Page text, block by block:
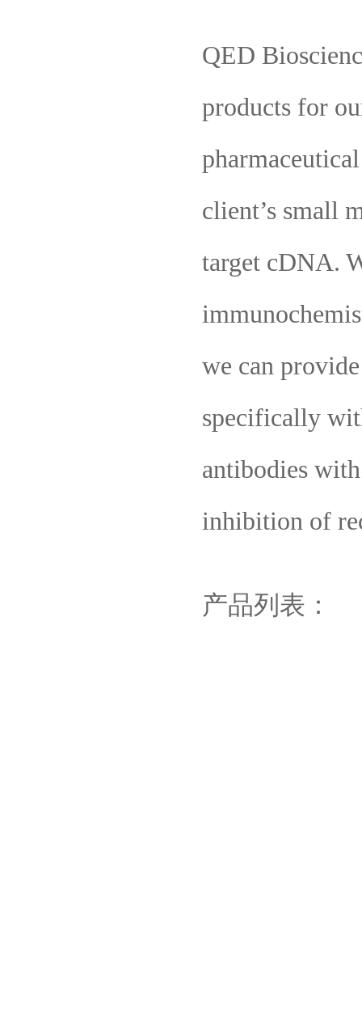
QED
products for
client’s small
target cDNA.
we can
specifically
antibodies
inhibition of
产品列表：